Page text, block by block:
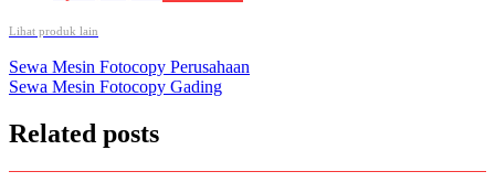
Lihat produk lain
Post
navigation
Sewa Mesin Fotocopy Perusahaan
Sewa Mesin Fotocopy Gading
Related posts